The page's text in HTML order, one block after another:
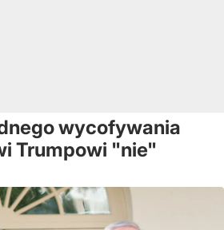
wycofywania
Trumpowi "nie"